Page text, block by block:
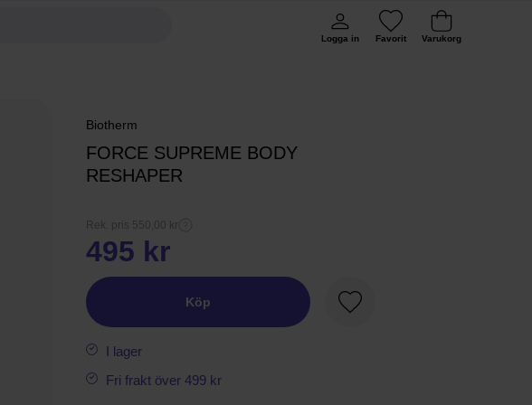
Logga in Favorit Varukorg
Biotherm
FORCE SUPREME BODY
RESHAPER
Rek. pris 550,00 kr
495 kr
Köp
Favorit
I lager
Fri frakt över 499 kr